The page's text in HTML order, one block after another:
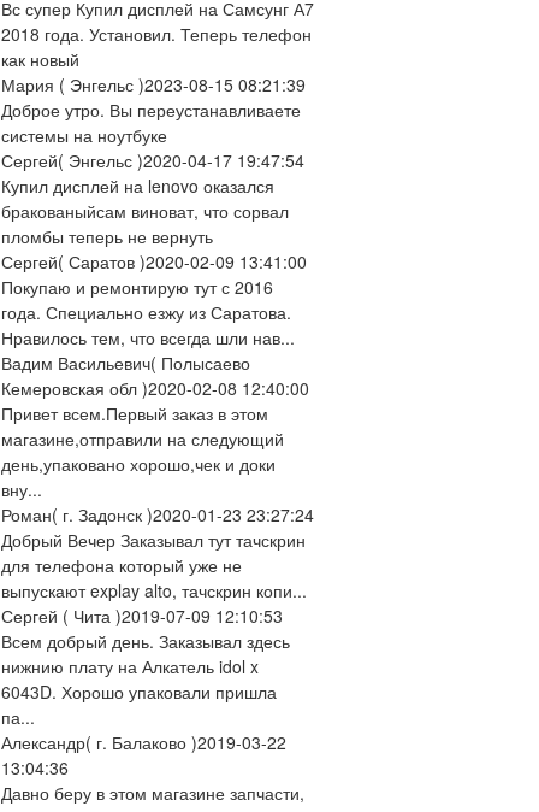
Вс супер Купил дисплей на Самсунг А7
2018 года. Установил. Теперь телефон
как новый
Мария ( Энгельс )2023-08-15 08:21:39
Доброе утро. Вы переустанавливаете
системы на ноутбуке
Сергей( Энгельс )2020-04-17 19:47:54
Купил дисплей на lenovo оказался
бракованыйсам виноват, что сорвал
пломбы теперь не вернуть
Сергей( Саратов )2020-02-09 13:41:00
Покупаю и ремонтирую тут с 2016
года. Специально езжу из Саратова.
Нравилось тем, что всегда шли нав...
Вадим Васильевич( Полысаево
Кемеровская обл )2020-02-08 12:40:00
Привет всем.Первый заказ в этом
магазине,отправили на следующий
день,упаковано хорошо,чек и доки
вну...
Роман( г. Задонск )2020-01-23 23:27:24
Добрый Вечер Заказывал тут тачскрин
для телефона который уже не
выпускают explay alto, тачскрин копи...
Сергей ( Чита )2019-07-09 12:10:53
Всем добрый день. Заказывал здесь
нижнию плату на Алкатель idol x
6043D. Хорошо упаковали пришла
па...
Александр( г. Балаково )2019-03-22
13:04:36
Давно беру в этом магазине запчасти,